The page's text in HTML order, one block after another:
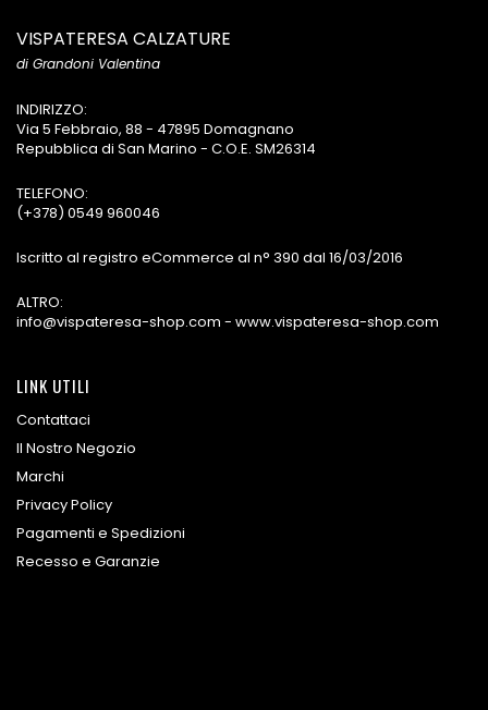
VISPATERESA CALZATURE
di Grandoni Valentina
INDIRIZZO:
Via 5 Febbraio, 88 - 47895 Domagnano
Repubblica di San Marino - C.O.E. SM26314
TELEFONO:
(+378) 0549 960046
Iscritto al registro eCommerce al n° 390 dal 16/03/2016
ALTRO:
info@vispateresa-shop.com - www.vispateresa-shop.com
LINK UTILI
Contattaci
Il Nostro Negozio
Marchi
Privacy Policy
Pagamenti e Spedizioni
Recesso e Garanzie